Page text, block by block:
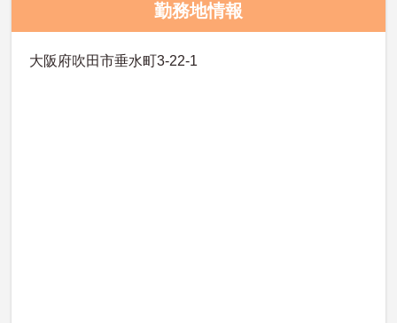
勤務地情報
大阪府吹田市垂水町3-22-1